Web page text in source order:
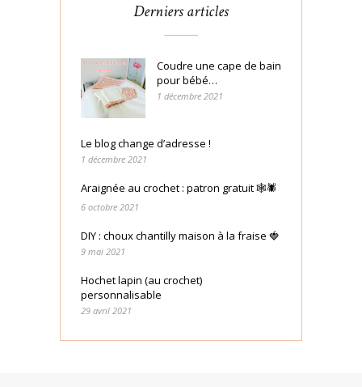
Derniers articles
Coudre une cape de bain
pour bébé…
1 décembre 2021
Le blog change d’adresse !
1 décembre 2021
Araignée au crochet : patron gratuit 🕸🕷
6 octobre 2021
DIY : choux chantilly maison à la fraise 🍓
9 mai 2021
Hochet lapin (au crochet)
personnalisable
29 avril 2021